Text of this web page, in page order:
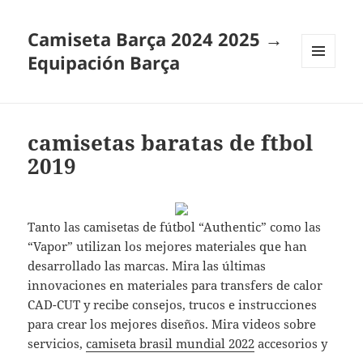
Camiseta Barça 2024 2025 →
Equipación Barça
camisetas baratas de ftbol
2019
Tanto las camisetas de fútbol “Authentic” como las
“Vapor” utilizan los mejores materiales que han
desarrollado las marcas. Mira las últimas
innovaciones en materiales para transfers de calor
CAD-CUT y recibe consejos, trucos e instrucciones
para crear los mejores diseños. Mira videos sobre
servicios,camiseta brasil mundial 2022 accesorios y